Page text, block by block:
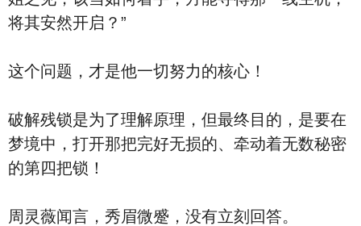
将其安然开启？”
这个问题，才是他一切努力的核心！
破解残锁是为了理解原理，但最终目的，是要在
梦境中，打开那把完好无损的、牵动着无数秘密
的第四把锁！
周灵薇闻言，秀眉微蹙，没有立刻回答。